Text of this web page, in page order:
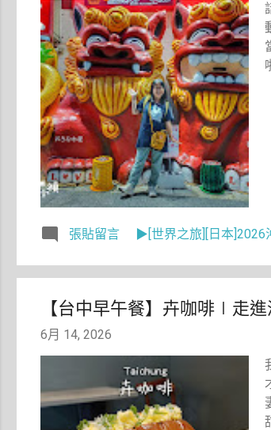
張貼留言 ▶[世界之旅][日本]2026
【台中早午餐】卉咖啡∣走
6月 14, 2026